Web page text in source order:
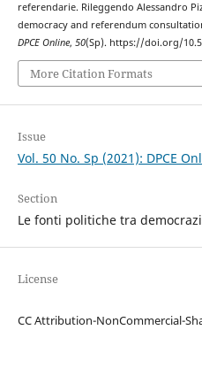
referendarie. Rileggendo Alessandro
democracy and referendum
DPCE Online, 50(Sp). https://doi.org/
More Citation Formats
Issue
Vol. 50 No. Sp (2021): DPCE
Section
Le fonti politiche tra
License
CC Attribution-NonCommercial-